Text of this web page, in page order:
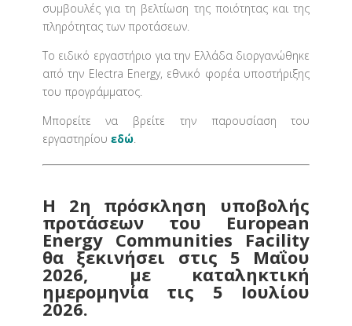
συμβουλές για τη βελτίωση της ποιότητας και της
πληρότητας των προτάσεων.
Το ειδικό εργαστήριο για την Ελλάδα διοργανώθηκε
από την Electra Energy, εθνικό φορέα υποστήριξης
του προγράμματος.
Μπορείτε να βρείτε την παρουσίαση του
εργαστηρίου εδώ.
Η 2η πρόσκληση υποβολής
προτάσεων του European
Energy Communities Facility
θα ξεκινήσει στις 5 Μαΐου
2026, με καταληκτική
ημερομηνία τις 5 Ιουλίου
2026.